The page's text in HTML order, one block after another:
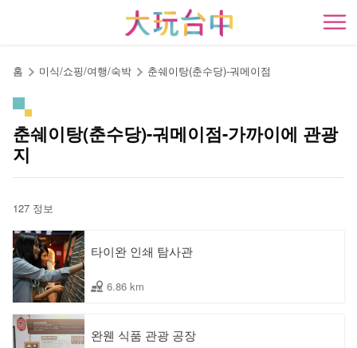
開
홈 미식/쇼핑/여행/숙박 춘쉐이탕(춘수당)-궈메이점
춘쉐이탕(춘수당)-궈메이점-가까이에 관광
지
127 정보
타이완 인쇄 탐사관
6.86 km
완웬 식품 관광 공장